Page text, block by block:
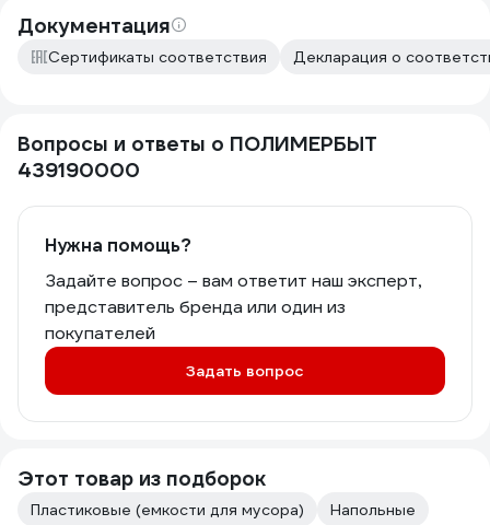
Документация
Сертификаты соответствия Декларация о
Вопросы и ответы о ПОЛИМЕРБЫТ
439190000
Нужна помощь?
Задайте вопрос – вам ответит наш эксперт,
представитель бренда или один из
покупателей
Задать вопрос
Этот товар из подборок
Пластиковые (емкости для мусора)
Напольные